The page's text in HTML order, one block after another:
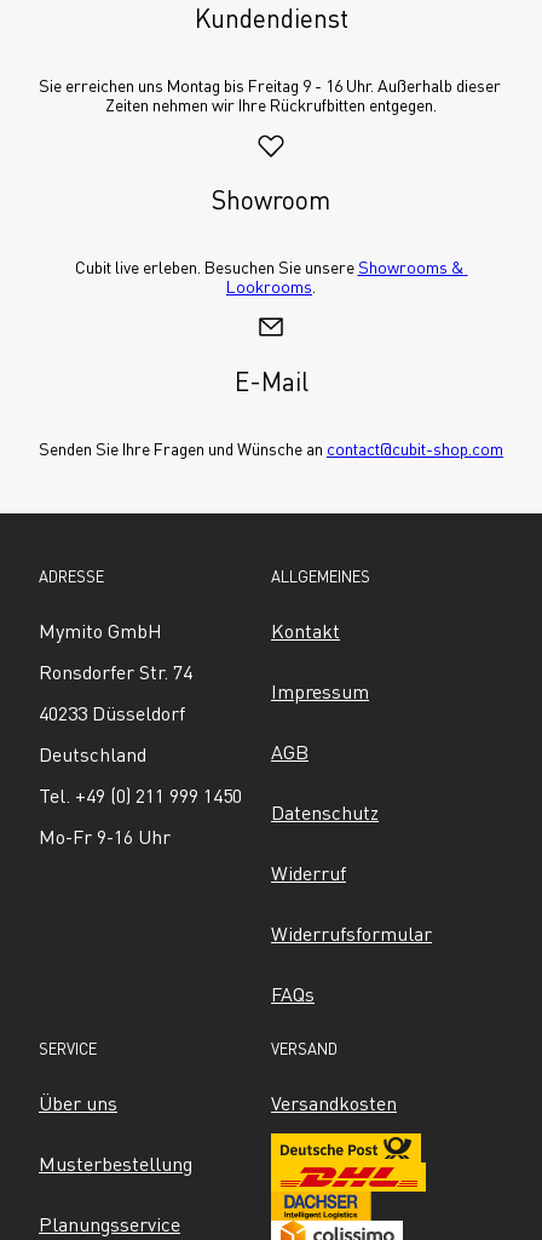
Kundendienst
Sie erreichen uns Montag bis Freitag 9 - 16 Uhr. Außerhalb dieser
Zeiten nehmen wir Ihre Rückrufbitten entgegen.
Showroom
Cubit live erleben. Besuchen Sie unsere Showrooms &
Lookrooms
E-Mail
Senden Sie Ihre Fragen und Wünsche an contact@cubit-shop.com
ADRESSE
Mymito GmbH
Ronsdorfer Str. 74
40233 Düsseldorf
Deutschland
Tel. +49 (0) 211 999 1450
Mo-Fr 9-16 Uhr
ALLGEMEINES
Kontakt
Impressum
AGB
Datenschutz
Widerruf
Widerrufsformular
FAQs
SERVICE
Über uns
Musterbestellung
Planungsservice
VERSAND
Versandkosten